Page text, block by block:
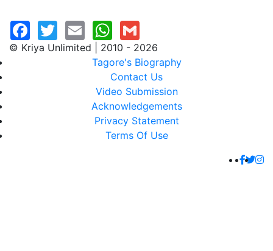
© Kriya Unlimited | 2010 - 2026
Tagore's Biography
Contact Us
Video Submission
Acknowledgements
Privacy Statement
Terms Of Use